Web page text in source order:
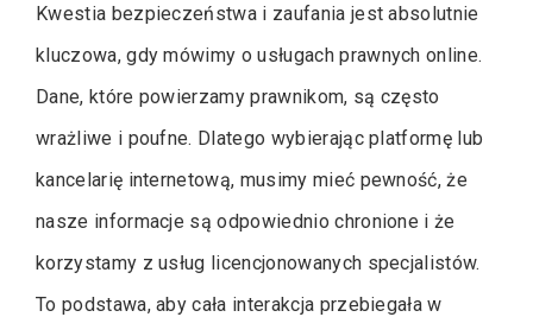
Kwestia bezpieczeństwa i zaufania jest absolutnie
kluczowa, gdy mówimy o usługach prawnych online.
Dane, które powierzamy prawnikom, są często
wrażliwe i poufne. Dlatego wybierając platformę lub
kancelarię internetową, musimy mieć pewność, że
nasze informacje są odpowiednio chronione i że
korzystamy z usług licencjonowanych specjalistów.
To podstawa, aby cała interakcja przebiegała w